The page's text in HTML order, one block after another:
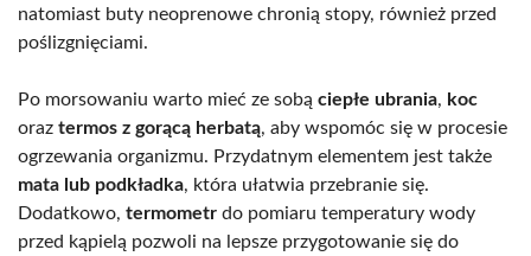
natomiast buty neoprenowe chronią stopy, również przed
poślizgnięciami.
Po morsowaniu warto mieć ze sobą ciepłe ubrania, koc
oraz termos z gorącą herbatą, aby wspomóc się w procesie
ogrzewania organizmu. Przydatnym elementem jest także
mata lub podkładka, która ułatwia przebranie się.
Dodatkowo, termometr do pomiaru temperatury wody
przed kąpielą pozwoli na lepsze przygotowanie się do